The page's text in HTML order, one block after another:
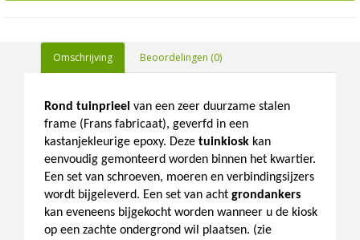
Omschrijving Beoordelingen (0)
Rond tuinprieel van een zeer duurzame stalen
frame (Frans fabricaat), geverfd in een
kastanjekleurige epoxy. Deze tuinkiosk kan
eenvoudig gemonteerd worden binnen het kwartier.
Een set van schroeven, moeren en verbindingsijzers
wordt bijgeleverd. Een set van acht grondankers
kan eveneens bijgekocht worden wanneer u de kiosk
op een zachte ondergrond wil plaatsen. (zie